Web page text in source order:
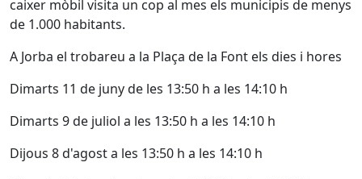
caixer mòbil visita un cop al mes els municipis de menys
de 1.000 habitants.
A Jorba el trobareu a la Plaça de la Font els dies i hores
Dimarts 11 de juny de les 13:50 h a les 14:10 h
Dimarts 9 de juliol a les 13:50 h a les 14:10 h
Dijous 8 d'agost a les 13:50 h a les 14:10 h